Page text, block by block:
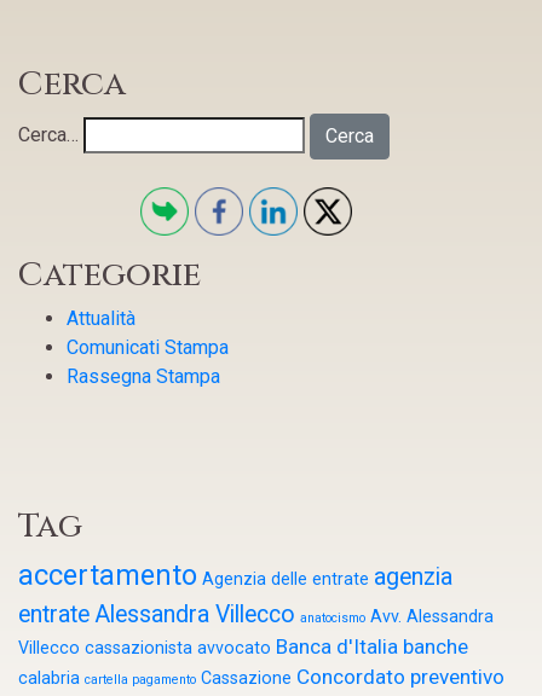
Cerca
Cerca…
Categorie
Attualità
Comunicati Stampa
Rassegna Stampa
Tag
accertamento Agenzia delle entrate agenzia
entrateAlessandra Villecco anatocismo Avv. Alessandra
Villecco cassazionista avvocato Banca d'Italia banche
calabria cartella pagamento Cassazione Concordato preventivo